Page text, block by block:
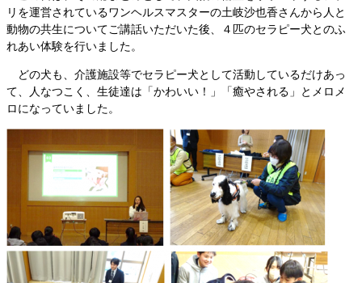
リを運営されているワンヘルスマスターの土岐沙也香さんから人と
動物の共生についてご講話いただいた後、４匹のセラピー犬とのふ
れあい体験を行いました。
どの犬も、介護施設等でセラピー犬として活動しているだけあっ
て、人なつこく、生徒達は「かわいい！」「癒やされる」とメロメ
ロになっていました。